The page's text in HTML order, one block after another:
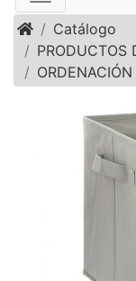
InicioCatálogo
PRODUCTOS